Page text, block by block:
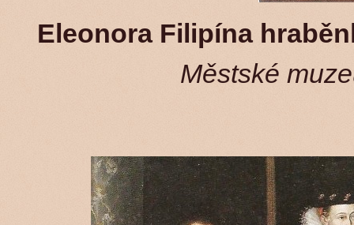
Eleonora Filipína
Městské